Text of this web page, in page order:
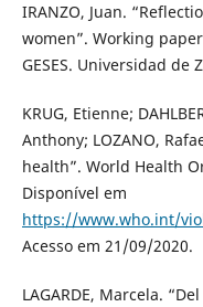
IRANZO, Juan.
women”. Working
GESES. Universidad de
KRUG, Etienne;
Anthony; LOZANO,
health”. World Health
Disponível em
https://www.who.int/
Acesso em 21/09/2020.
LAGARDE, Marcela.